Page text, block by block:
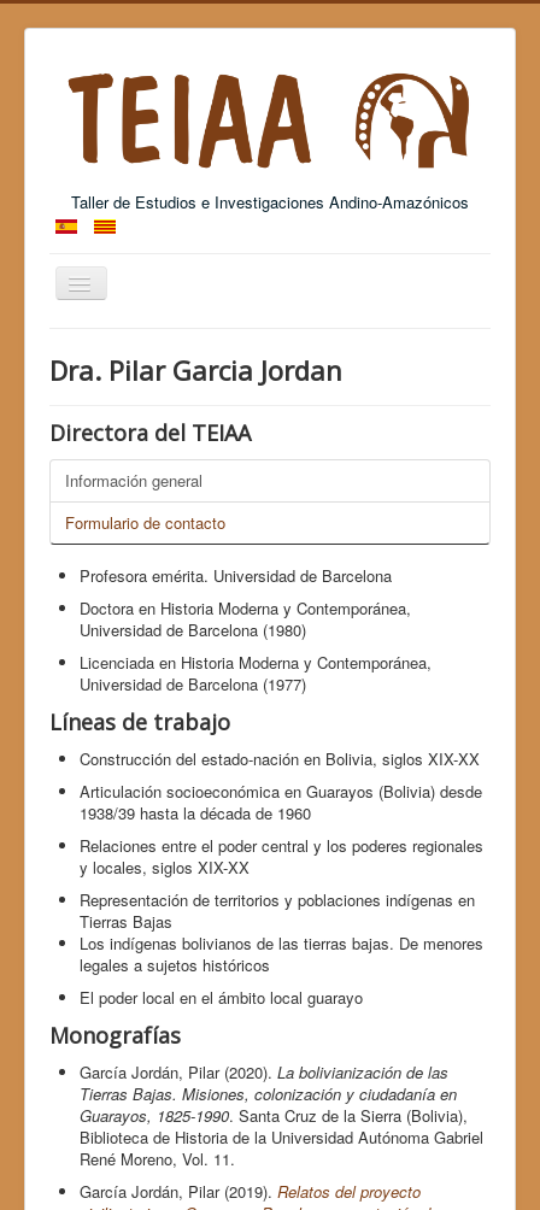
Taller de Estudios e Investigaciones Andino-Amazónicos
Cambiar
Dra. Pilar Garcia Jordan
Directora del TEIAA
Información general
Formulario de contacto
Profesora emérita. Universidad de Barcelona
Doctora en Historia Moderna y Contemporánea,
Universidad de Barcelona (1980)
Licenciada en Historia Moderna y Contemporánea,
Universidad de Barcelona (1977)
Líneas de trabajo
Construcción del estado-nación en Bolivia, siglos XIX-XX
Articulación socioeconómica en Guarayos (Bolivia) desde
1938/39 hasta la década de 1960
Relaciones entre el poder central y los poderes regionales
y locales, siglos XIX-XX
Representación de territorios y poblaciones indígenas en
Tierras Bajas
Los indígenas bolivianos de las tierras bajas. De menores
legales a sujetos históricos
El poder local en el ámbito local guarayo
Monografías
García Jordán, Pilar (2020). La bolivianización de las
Tierras Bajas. Misiones, colonización y ciudadanía en
Guarayos, 1825-1990. Santa Cruz de la Sierra (Bolivia),
Biblioteca de Historia de la Universidad Autónoma Gabriel
René Moreno, Vol. 11.
García Jordán, Pilar (2019). Relatos del proyecto